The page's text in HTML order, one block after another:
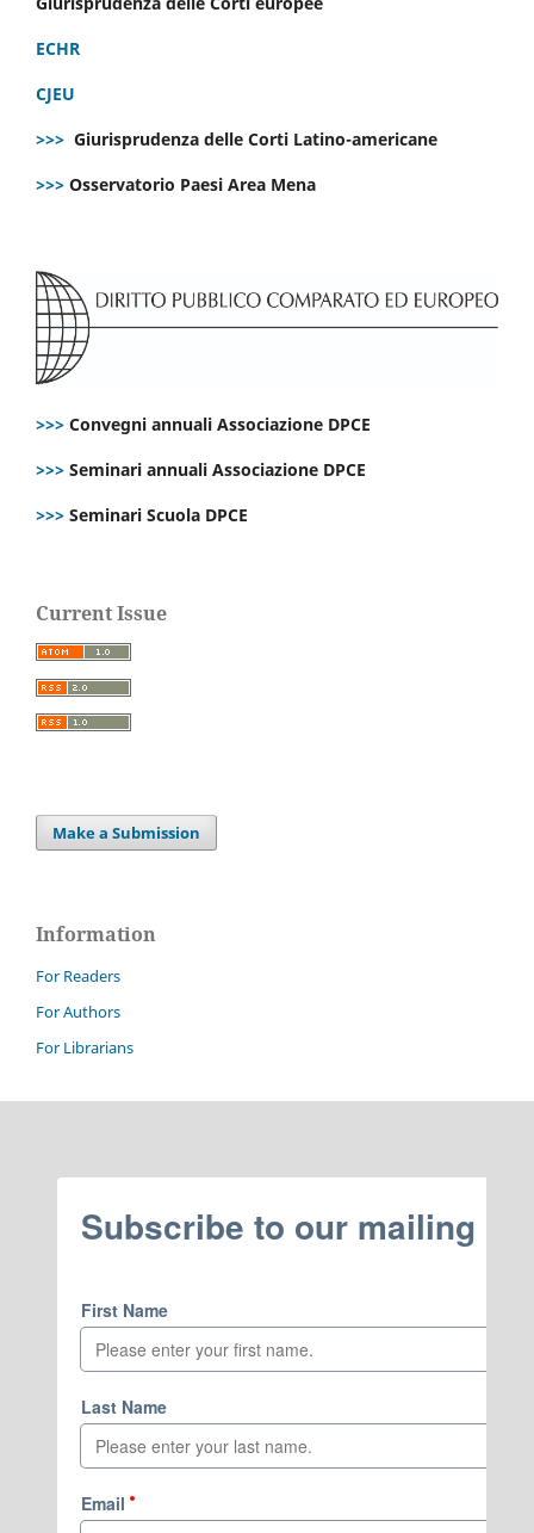
ECHR
CJEU
>>> Giurisprudenza delle Corti Latino-americane
>>> Osservatorio Paesi Area Mena
>>> Convegni annuali Associazione DPCE
>>> Seminari annuali Associazione DPCE
>>> Seminari Scuola DPCE
Current Issue
Make a Submission
Information
For Readers
For Authors
For Librarians